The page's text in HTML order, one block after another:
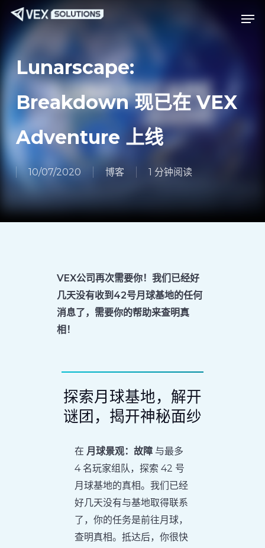
菜单
Lunarscape:
Breakdown 现已在 VEX
Adventure 上线
10/07/2020 博客 1 分钟阅读
VEX公司再次需要你！我们已经好
几天没有收到42号月球基地的任何
消息了，需要你的帮助来查明真
相！
探索月球基地，解开
谜团，揭开神秘面纱
在 月球景观：故障 与最多
4 名玩家组队，探索 42 号
月球基地的真相。我们已经
好几天没有与基地取得联系
了，你的任务是前往月球，
查明真相。抵达后，你很快